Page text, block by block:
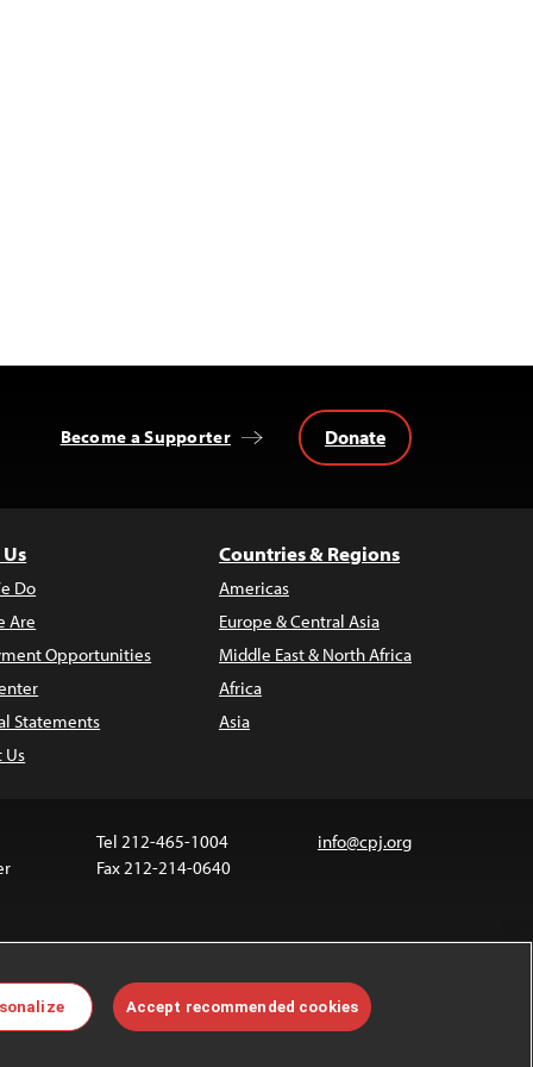
Become a Supporter Donate
Do
Are
Opportunities
Statements
Us
Countries & Regions
Americas
Europe & Central Asia
Middle East & North Africa
Africa
Asia
Tel 212-465-1004
Fax 212-214-0640
info@cpj.org
are not covered by the Creative Commons license.
permissions, see ourFAQs.
Accept recommended cookies